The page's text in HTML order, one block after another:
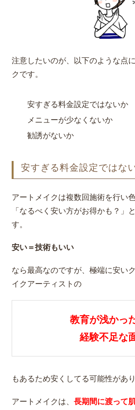
注意したいのが、以下のような点
クです。
安すぎる料金設定ではないか
メニューが少なくないか
勧誘がないか
安すぎる料金設定ではな
アートメイクは複数回施術を行い
「なるべく安い方がお得かも？」
す。
安い＝技術もいい
なら最高なのですが、極端に安い
イクアーティストの
教育が浅かっ
経験不足な
もあるため安くしてる可能性があり
アートメイクは、 長期間に渡って